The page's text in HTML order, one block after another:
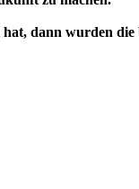
dann wurden